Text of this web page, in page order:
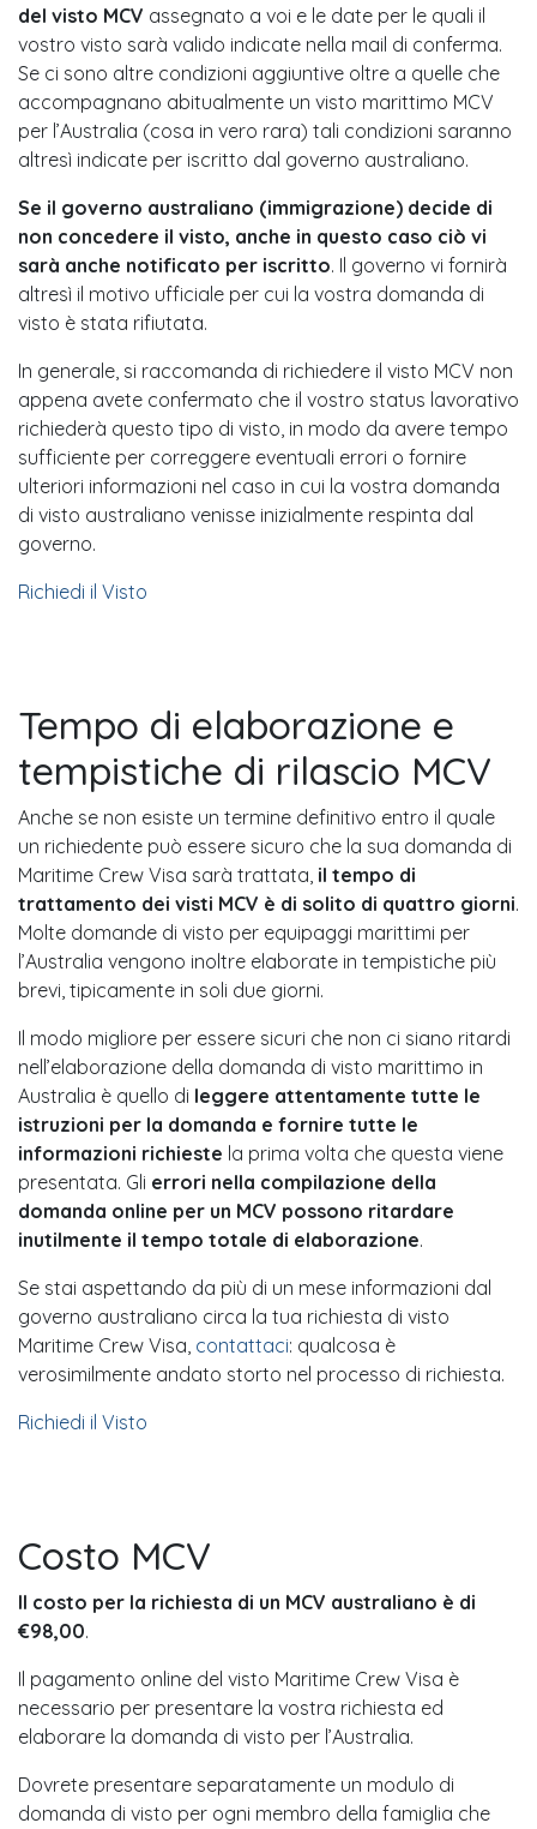
del visto MCV assegnato a voi e le date per le quali il
vostro visto sarà valido indicate nella mail di conferma.
Se ci sono altre condizioni aggiuntive oltre a quelle che
accompagnano abitualmente un visto marittimo MCV
per l’Australia (cosa in vero rara) tali condizioni saranno
altresì indicate per iscritto dal governo australiano.
Se il governo australiano (immigrazione) decide di
non concedere il visto, anche in questo caso ciò vi
sarà anche notificato per iscritto. Il governo vi fornirà
altresì il motivo ufficiale per cui la vostra domanda di
visto è stata rifiutata.
In generale, si raccomanda di richiedere il visto MCV non
appena avete confermato che il vostro status lavorativo
richiederà questo tipo di visto, in modo da avere tempo
sufficiente per correggere eventuali errori o fornire
ulteriori informazioni nel caso in cui la vostra domanda
di visto australiano venisse inizialmente respinta dal
governo.
Richiedi il Visto
Tempo di elaborazione e
tempistiche di rilascio MCV
Anche se non esiste un termine definitivo entro il quale
un richiedente può essere sicuro che la sua domanda di
Maritime Crew Visa sarà trattata, il tempo di
trattamento dei visti MCV è di solito di quattro giorni.
Molte domande di visto per equipaggi marittimi per
l’Australia vengono inoltre elaborate in tempistiche più
brevi, tipicamente in soli due giorni.
Il modo migliore per essere sicuri che non ci siano ritardi
nell’elaborazione della domanda di visto marittimo in
Australia è quello di leggere attentamente tutte le
istruzioni per la domanda e fornire tutte le
informazioni richieste la prima volta che questa viene
presentata. Gli errori nella compilazione della
domanda online per un MCV possono ritardare
inutilmente il tempo totale di elaborazione.
Se stai aspettando da più di un mese informazioni dal
governo australiano circa la tua richiesta di visto
Maritime Crew Visa, contattaci: qualcosa è
verosimilmente andato storto nel processo di richiesta.
Richiedi il Visto
Costo MCV
Il costo per la richiesta di un MCV australiano è di
€98,00.
Il pagamento online del visto Maritime Crew Visa è
necessario per presentare la vostra richiesta ed
elaborare la domanda di visto per l’Australia.
Dovrete presentare separatamente un modulo di
domanda di visto per ogni membro della famiglia che